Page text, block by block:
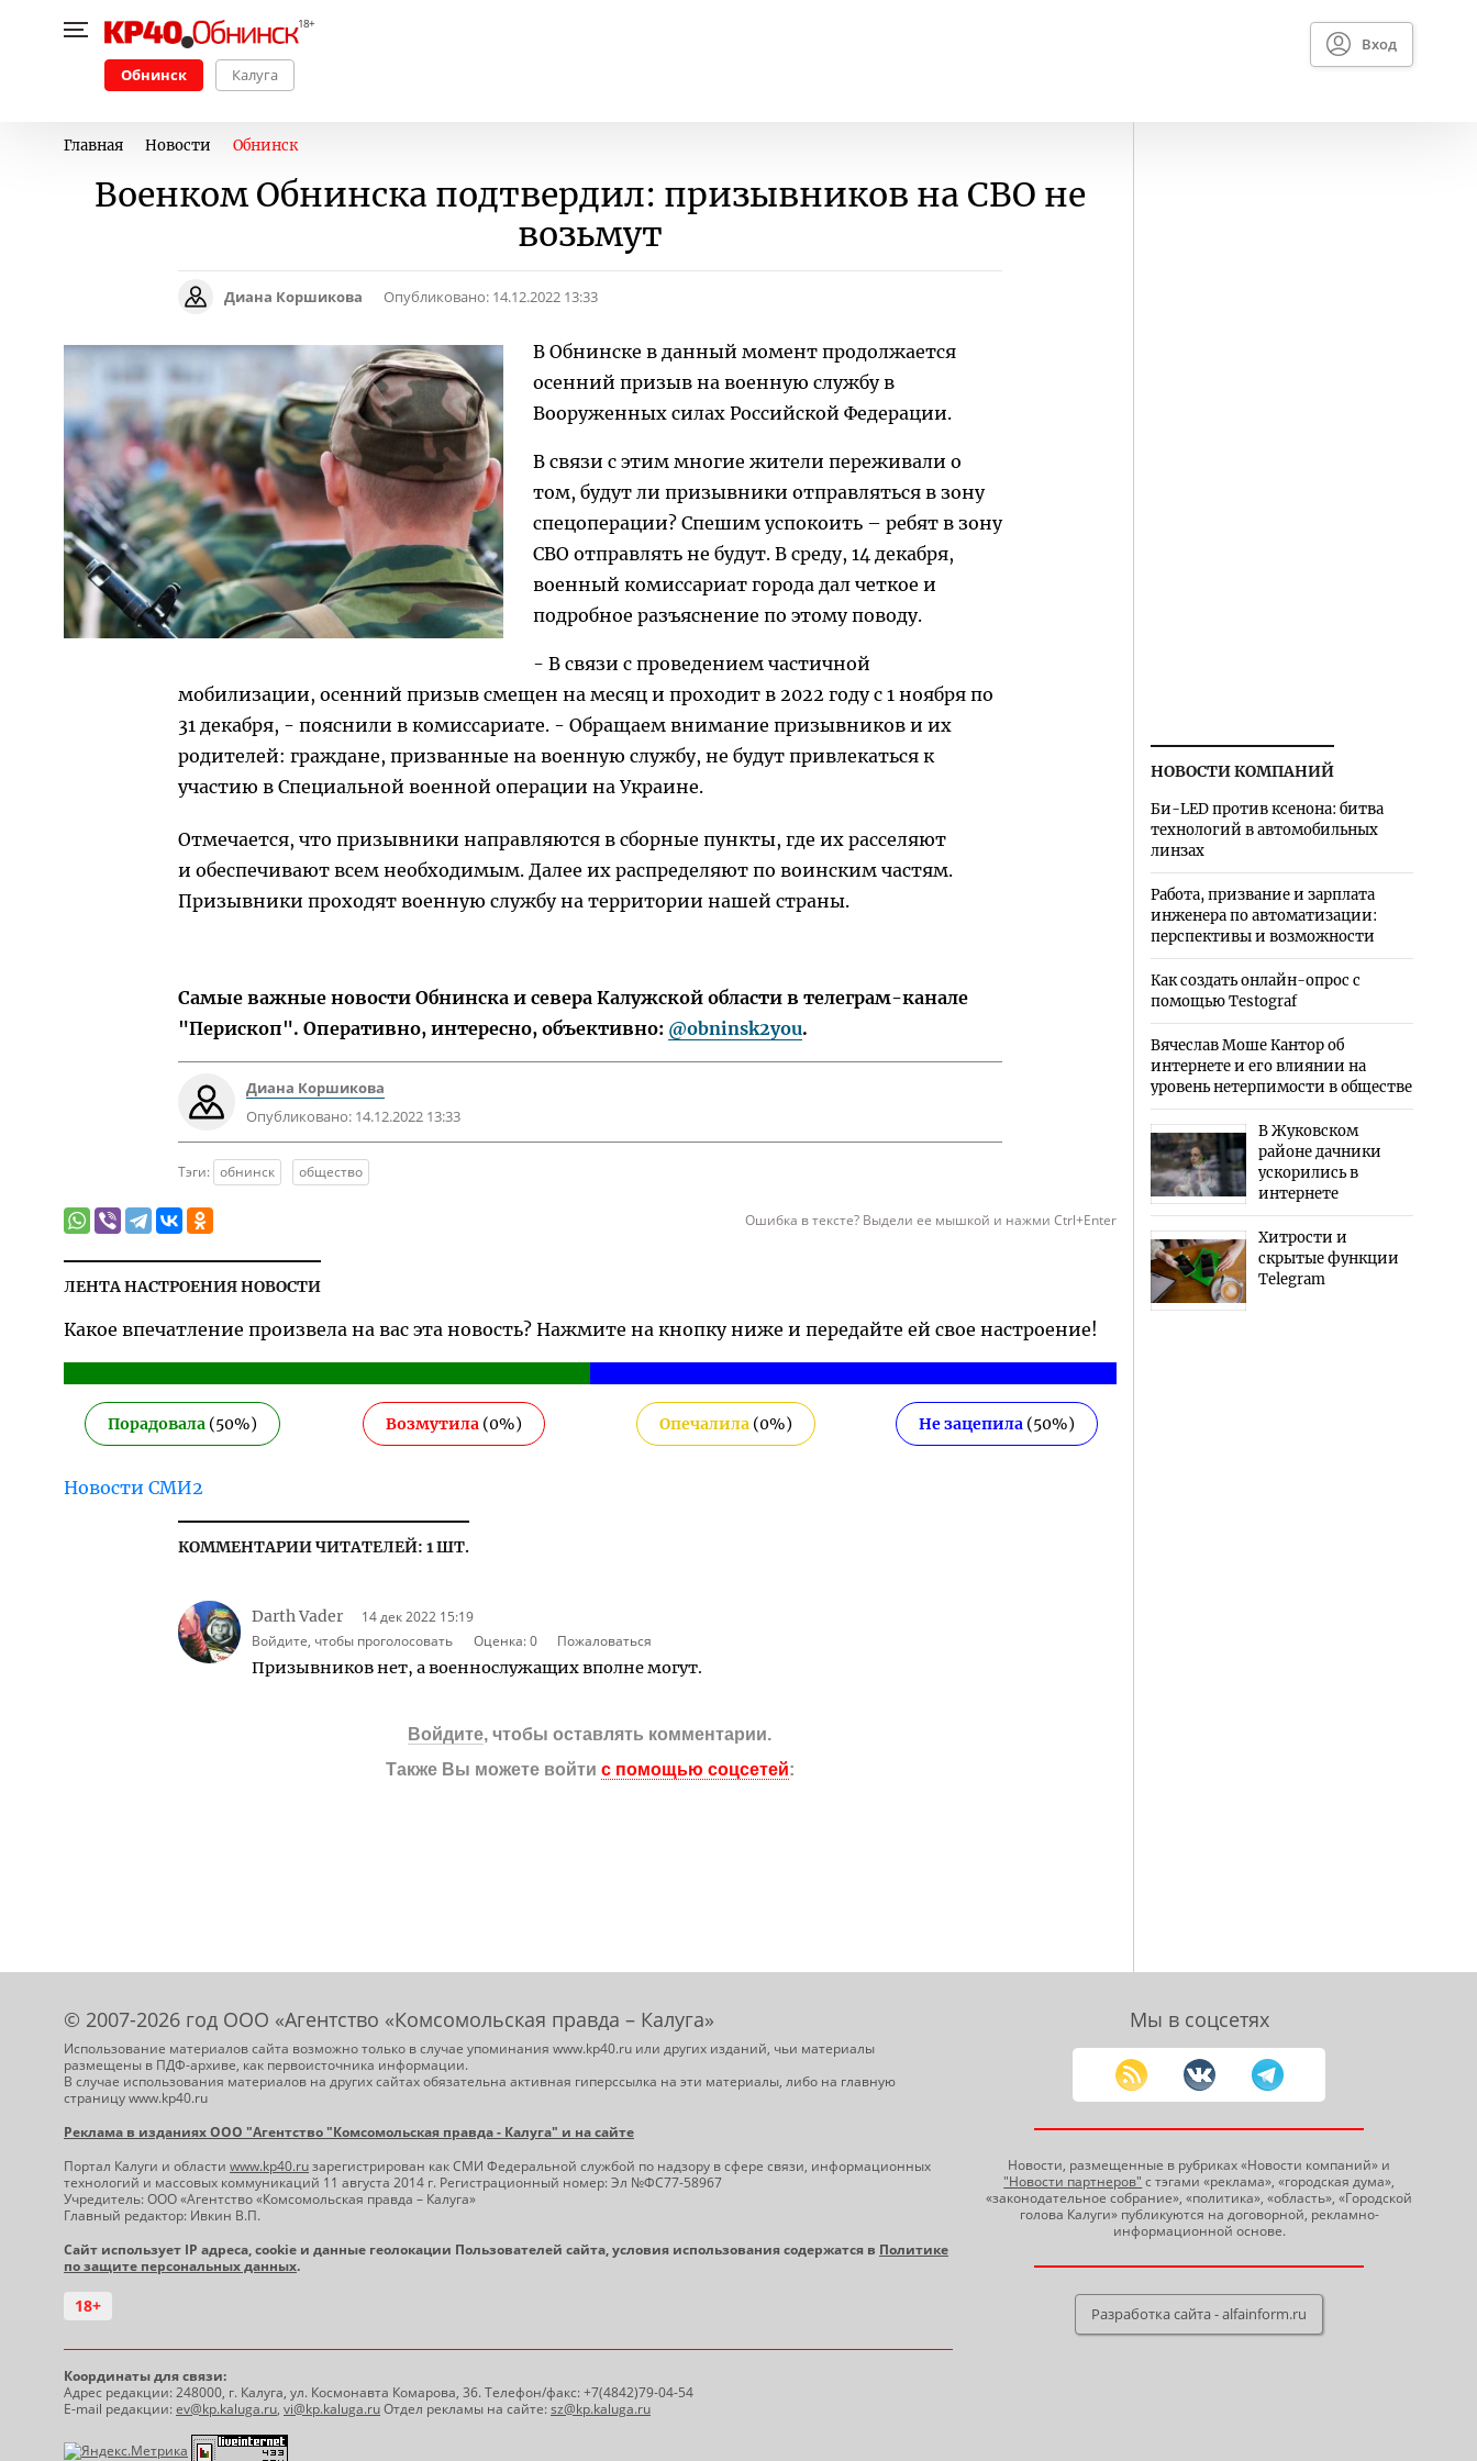
Обнинск Калуга
Вход
Главная Новости Обнинск
Военком Обнинска подтвердил: призывников на СВО не
возьмут
Диана Коршикова Опубликовано: 14.12.2022 13:33
В Обнинске в данный момент продолжается
осенний призыв на военную службу в
Вооруженных силах Российской Федерации.
В связи с этим многие жители переживали о
том, будут ли призывники отправляться в зону
спецоперации? Спешим успокоить – ребят в зону
СВО отправлять не будут. В среду, 14 декабря,
военный комиссариат города дал четкое и
подробное разъяснение по этому поводу.
- В связи с проведением частичной
мобилизации, осенний призыв смещен на месяц и проходит в 2022 году с 1 ноября по
31 декабря, - пояснили в комиссариате. - Обращаем внимание призывников и их
родителей: граждане, призванные на военную службу, не будут привлекаться к
участию в Специальной военной операции на Украине.
Отмечается, что призывники направляются в сборные пункты, где их расселяют
и обеспечивают всем необходимым. Далее их распределяют по воинским частям.
Призывники проходят военную службу на территории нашей страны.
Самые важные новости Обнинска и севера Калужской области в телеграм-канале
"Перископ". Оперативно, интересно, объективно: @obninsk2you.
Диана Коршикова
Опубликовано: 14.12.2022 13:33
Тэги: обнинск общество
Ошибка в тексте? Выдели ее мышкой и нажми Ctrl+Enter
ЛЕНТА НАСТРОЕНИЯ НОВОСТИ
Какое впечатление произвела на вас эта новость? Нажмите на кнопку ниже и передайте ей свое настроение!
Порадовала (50%) Возмутила (0%) Опечалила(0%) Не зацепила (50%)
Новости СМИ2
КОММЕНТАРИИ ЧИТАТЕЛЕЙ: 1 ШТ.
Darth Vader
14 дек 2022 15:19
Войдите, чтобы проголосовать
Оценка:0 Пожаловаться
Призывников нет, а военнослужащих вполне могут.
Войдите, чтобы оставлять комментарии.
Также Вы можете войти с помощью соцсетей:
НОВОСТИ КОМПАНИЙ
Би-LED против ксенона: битва
технологий в автомобильных
линзах
Работа, призвание и зарплата
инженера по автоматизации:
перспективы и возможности
Как создать онлайн-опрос с
помощью Testograf
Вячеслав Моше Кантор об
интернете и его влиянии на
уровень нетерпимости в обществе
В Жуковском
районе дачники
ускорились в
интернете
Хитрости и
скрытые функции
Telegram
© 2007-2026 год ООО «Агентство «Комсомольская правда – Калуга»
Использование материалов сайта возможно только в случае упоминания www.kp40.ru или других изданий, чьи материалы
размещены в ПДФ-архиве, как первоисточника информации.
В случае использования материалов на других сайтах обязательна активная гиперссылка на эти материалы, либо на главную
страницу www.kp40.ru
Реклама в изданиях ООО "Агентство "Комсомольская правда - Калуга" и на сайте
Портал Калуги и области www.kp40.ruзарегистрирован как СМИ Федеральной службой по надзору в сфере связи, информационных
технологий и массовых коммуникаций 11 августа 2014 г. Регистрационный номер: Эл №ФС77-58967
Учредитель: ООО «Агентство «Комсомольская правда – Калуга»
Главный редактор: Ивкин В.П.
Сайт использует IP адреса, cookie и данные геолокации Пользователей сайта, условия использования содержатся в Политике
по защите персональных данных.
18+
Координаты для связи:
Адрес редакции: 248000, г. Калуга, ул. Космонавта Комарова, 36. Телефон/факс: +7(4842)79-04-54
E-mail редакции:ev@kp.kaluga.ru, vi@kp.kaluga.ruОтдел рекламы на сайте:sz@kp.kaluga.ru
Мы в соцсетях
Новости, размещенные в рубриках «Новости компаний» и
"Новости партнеров" с тэгами «реклама», «городская дума»,
«законодательное собрание», «политика», «область», «Городской
голова Калуги» публикуются на договорной, рекламно-
информационной основе.
Разработка сайта - alfainform.ru